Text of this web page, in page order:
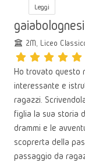
Leggi
gaiabolognesi
2M, Liceo
Ho trovato questo
interessante e
ragazzi.
figlia la sua storia
drammi e le
scoprerta della
passaggio da